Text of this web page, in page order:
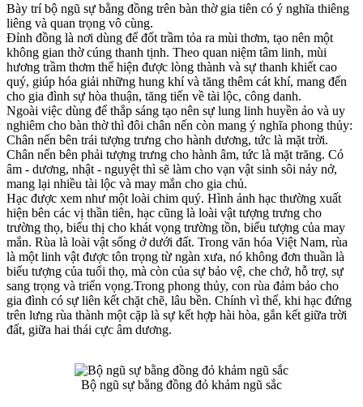
Bày trí bộ ngũ sự bằng đồng trên bàn thờ gia tiên có ý nghĩa thiêng
liêng và quan trọng vô cùng.
Đỉnh đồng là nơi dùng để đốt trầm tỏa ra mùi thơm, tạo nên một
không gian thờ cúng thanh tịnh. Theo quan niệm tâm linh, mùi
hương trầm thơm thể hiện được lòng thành và sự thanh khiết cao
quý, giúp hóa giải những hung khí và tăng thêm cát khí, mang đến
cho gia đình sự hòa thuận, tăng tiến về tài lộc, công danh.
Ngoài việc dùng để thắp sáng tạo nên sự lung linh huyền ảo và uy
nghiêm cho bàn thờ thì đôi chân nến còn mang ý nghĩa phong thủy:
Chân nến bên trái tượng trưng cho hành dương, tức là mặt trời.
Chân nến bên phải tượng trưng cho hành âm, tức là mặt trăng. Có
âm - dương, nhật - nguyệt thì sẽ làm cho vạn vật sinh sôi nảy nở,
mang lại nhiều tài lộc và may mắn cho gia chủ.
Hạc được xem như một loài chim quý. Hình ảnh hạc thường xuất
hiện bên các vị thần tiên, hạc cũng là loài vật tượng trưng cho
trường thọ, biểu thị cho khát vọng trường tồn, biểu tượng của may
mắn. Rùa là loài vật sống ở dưới đất. Trong văn hóa Việt Nam, rùa
là một linh vật được tôn trọng từ ngàn xưa, nó không đơn thuần là
biểu tượng của tuổi thọ, mà còn của sự bảo vệ, che chở, hỗ trợ, sự
sang trọng và triển vọng.Trong phong thủy, con rùa đảm bảo cho
gia đình có sự liên kết chặt chẽ, lâu bền. Chính vì thế, khi hạc đứng
trên lưng rùa thành một cặp là sự kết hợp hài hòa, gắn kết giữa trời
đất, giữa hai thái cực âm dương.
Bộ ngũ sự bằng đồng đỏ khảm ngũ sắc